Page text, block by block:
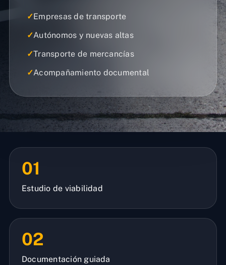
✓Empresas de transporte
✓Autónomos y nuevas altas
✓Transporte de mercancías
✓Acompañamiento documental
01
Estudio de viabilidad
02
Documentación guiada